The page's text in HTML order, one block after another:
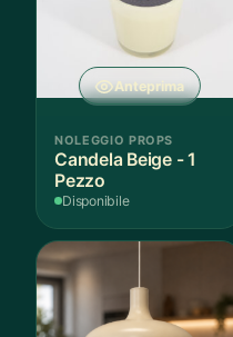
Anteprima
NOLEGGIO PROPS
Candela Beige - 1
Pezzo
Disponibile